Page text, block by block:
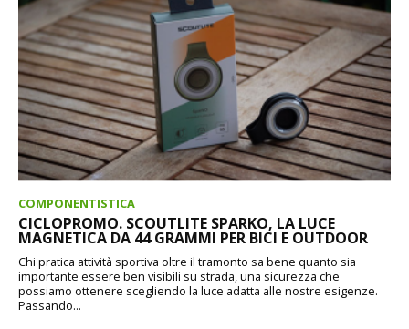
COMPONENTISTICA
CICLOPROMO. SCOUTLITE SPARKO, LA LUCE
MAGNETICA DA 44 GRAMMI PER BICI E OUTDOOR
Chi pratica attività sportiva oltre il tramonto sa bene quanto sia
importante essere ben visibili su strada, una sicurezza che
possiamo ottenere scegliendo la luce adatta alle nostre esigenze.
Passando...